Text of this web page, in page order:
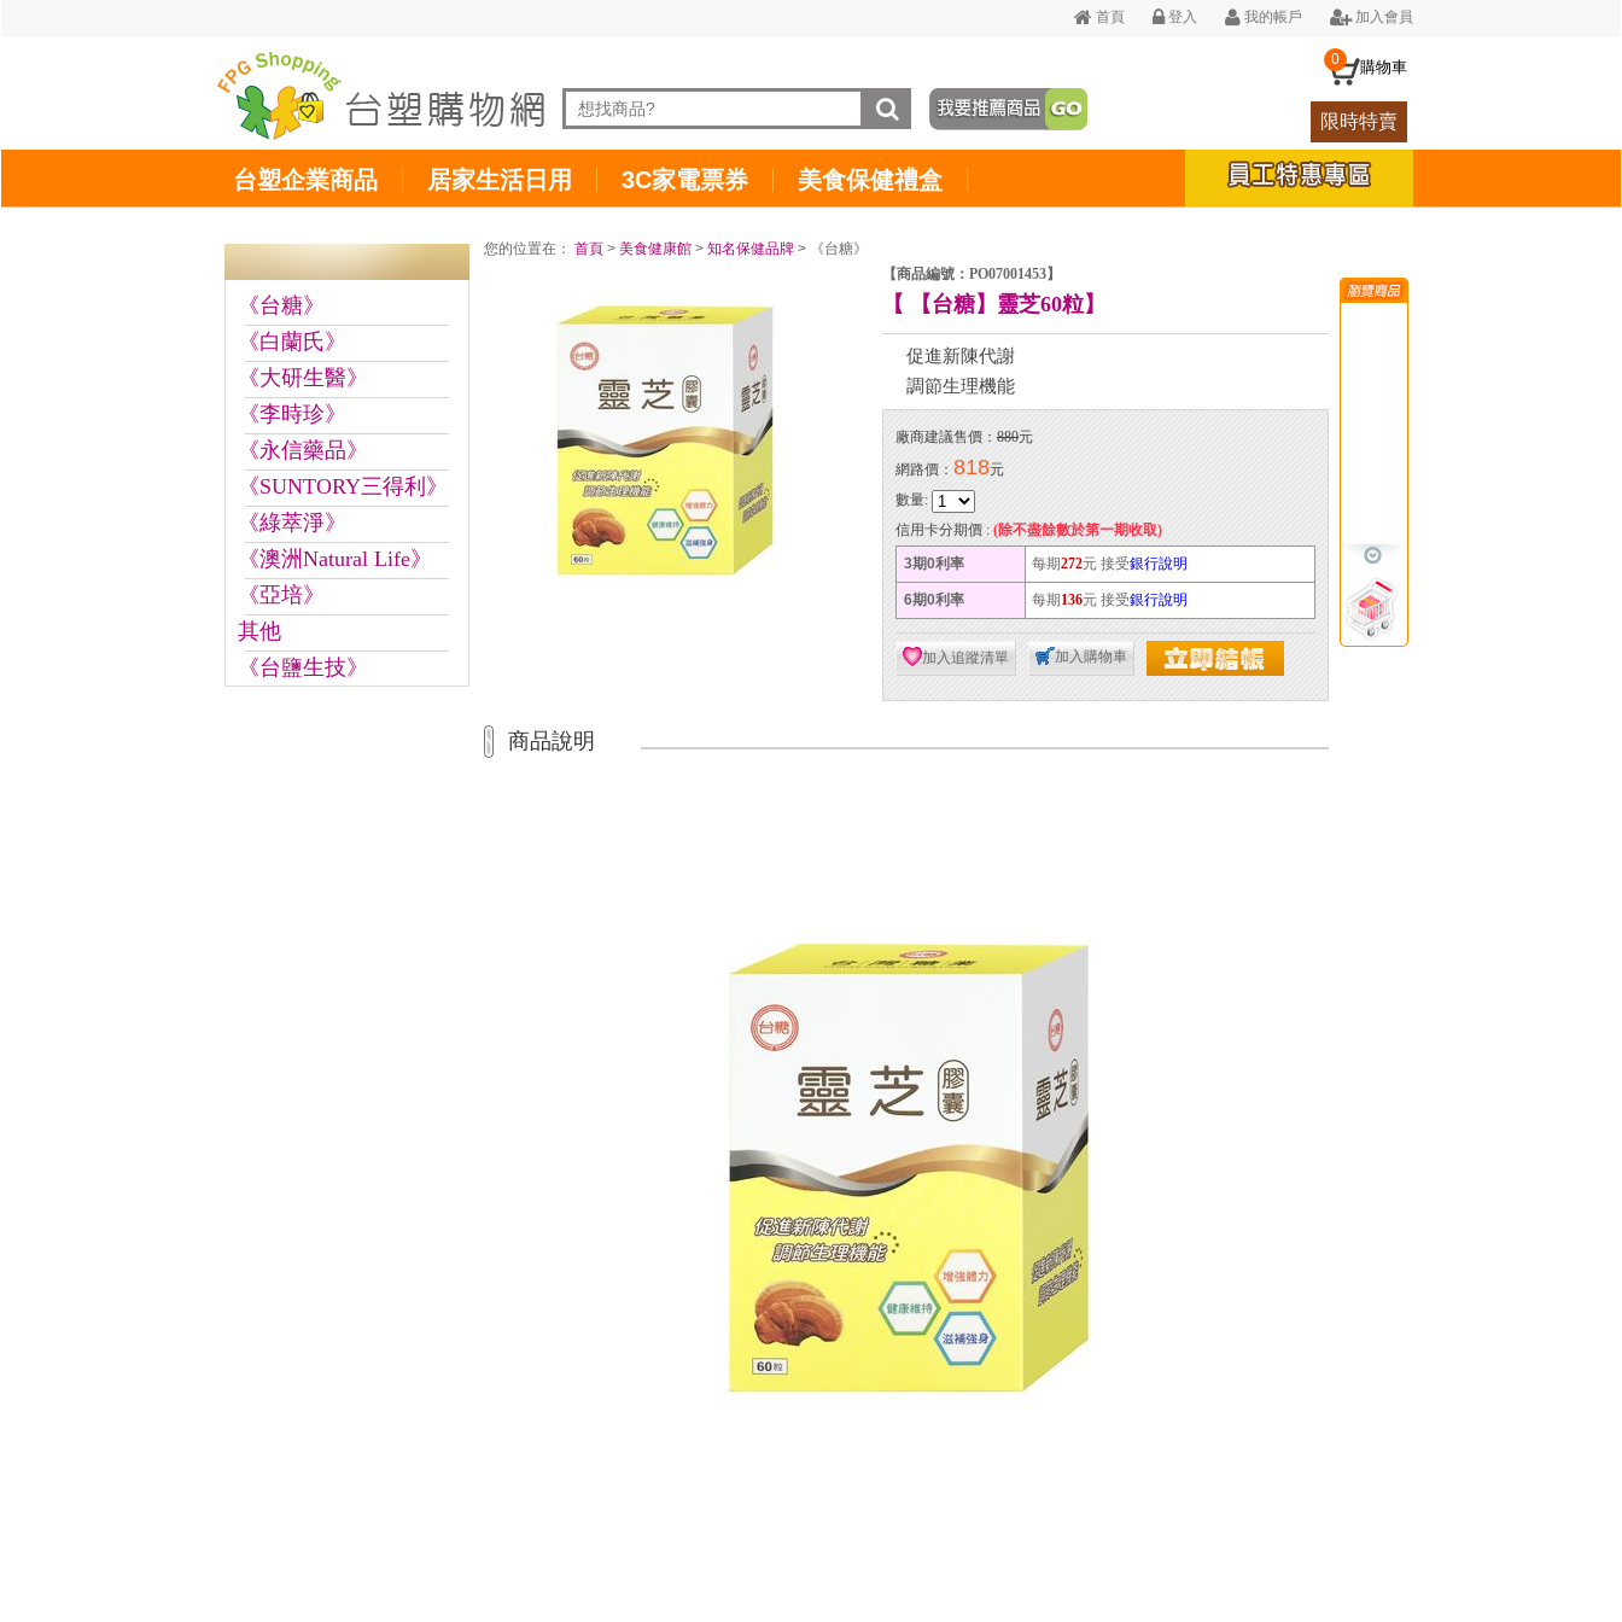
首頁 登入 我的帳戶 加入會員
0 購物車
限時特賣
台塑企業商品 居家生活日用 3C家電票券 美食保健禮盒
《台糖》
《白蘭氏》
《大研生醫》
《李時珍》
《永信藥品》
《SUNTORY三得利》
《綠萃淨》
《澳洲Natural Life》
《亞培》
其他
《台鹽生技》
您的位置在： 首頁 > 美食健康館 > 知名保健品牌 > 《台糖》
【商品編號：PO07001453】
【 【台糖】靈芝60粒】
促進新陳代謝
調節生理機能
廠商建議售價： 880元
網路價： 818元
數量:
信用卡分期價 : (除不盡餘數於第一期收取)
3期0利率
每期272元 接受銀行說明
6期0利率 每期 136元 接受銀行說明
加入追蹤清單 加入購物車
商品說明